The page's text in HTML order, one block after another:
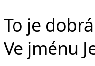
To je
Ve jménu